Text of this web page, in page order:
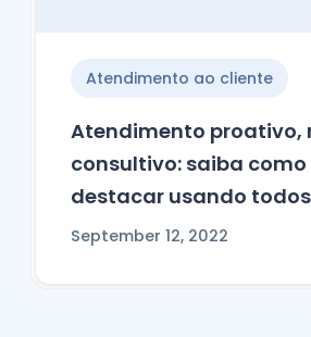
Atendimento ao cliente
Atendimento proativo,
consultivo: saiba como
destacar usando
September 12, 2022